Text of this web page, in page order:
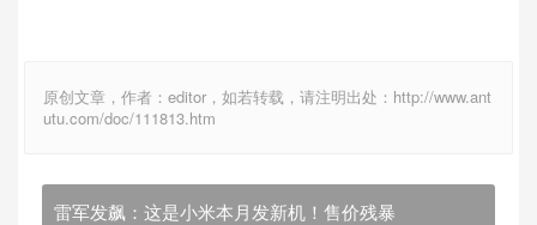
原创文章，作者：editor，如若转载，请注明出处：http://www.ant
utu.com/doc/111813.htm
雷军发飙：这是小米本月发新机！售价残暴